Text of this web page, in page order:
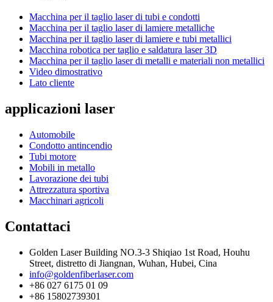
Macchina per il taglio laser di tubi e condotti
Macchina per il taglio laser di lamiere metalliche
Macchina per il taglio laser di lamiere e tubi metallici
Macchina robotica per taglio e saldatura laser 3D
Macchina per il taglio laser di metalli e materiali non metallici
Video dimostrativo
Lato cliente
applicazioni laser
Automobile
Condotto antincendio
Tubi motore
Mobili in metallo
Lavorazione dei tubi
Attrezzatura sportiva
Macchinari agricoli
Contattaci
Golden Laser Building NO.3-3 Shiqiao 1st Road, Houhu
Street, distretto di Jiangnan, Wuhan, Hubei, Cina
info@goldenfiberlaser.com
+86 027 6175 01 09
+86 15802739301